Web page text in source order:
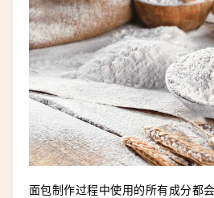
面包制作过程中使用的所有成分都